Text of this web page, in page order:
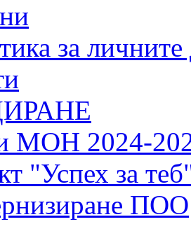
за
МОН 2024-
"Успех за
ПОО